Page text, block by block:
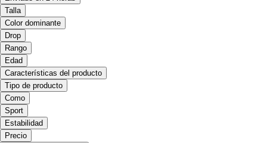
Talla
Color dominante
Drop
Rango
Edad
Características del producto
Tipo de producto
Como
Sport
Estabilidad
Precio